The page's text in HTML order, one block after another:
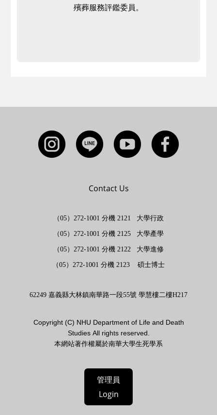
殯葬服務評鑑委員。
Contact Us
（05）272-1001 分機 2121 大學行政
（05）272-1001 分機 2125 大學產學
（05）272-1001 分機 2122 大學進修
（05）272-1001 分機 2123 碩士博士
62249 嘉義縣大林鎮南華路一段55號 學慧樓二樓H217
Copyright (C) NHU Department of Life and Death
Studies All rights reserved.
本網站著作權屬於南華大學生死學系
管理員
Login